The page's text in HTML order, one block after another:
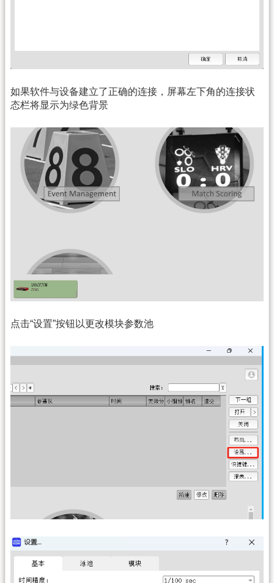
如果软件与设备建立了正确的连接，屏幕左下角的连接状
态栏将显示为绿色背景
点击“设置”按钮以更改模块参数池